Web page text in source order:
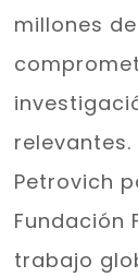
millones
relevantes.
Petrovich
Fundación
trabajo